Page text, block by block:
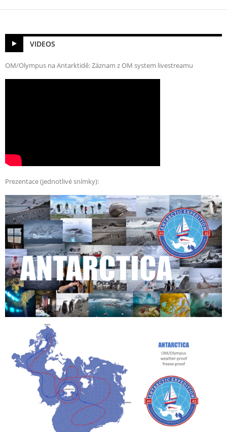
VIDEOS
OM/Olympus na Antarktidě: Záznam z OM system livestreamu
Prezentace (jednotlivé snímky):